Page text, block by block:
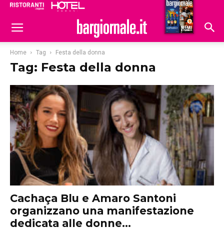
Hoteldomani
Home Tag Festa della donna
Tag: Festa della donna
Cachaça Blu e Amaro Santoni
organizzano una manifestazione
dedicata alle donne...